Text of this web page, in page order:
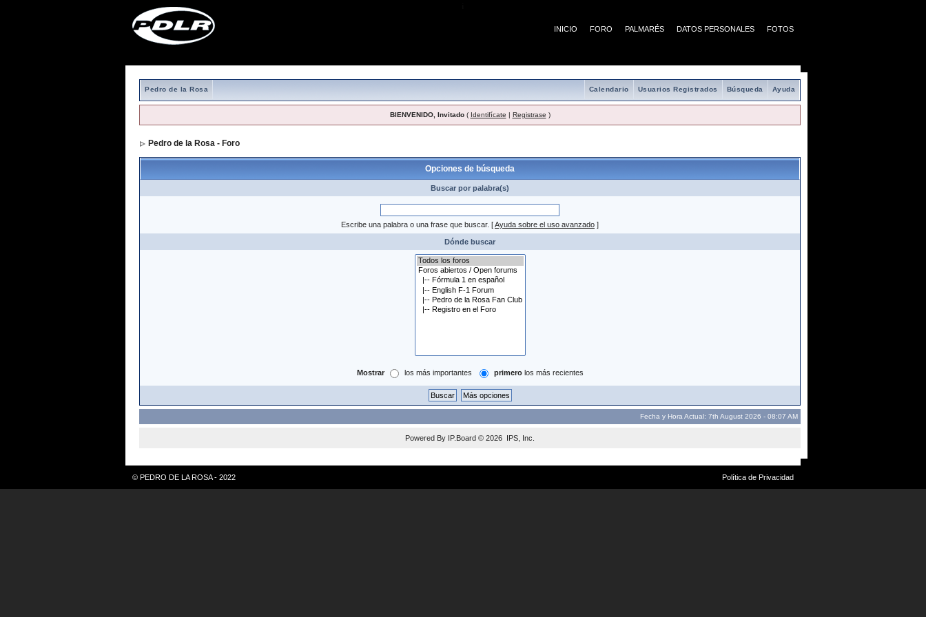
INICIO FORO PALMARÉS DATOS PERSONALES FOTOS
Pedro de la Rosa Ayuda
Búsqueda
Usuarios Registrados
Calendario
BIENVENIDO, Invitado( Identifícate | Registrase )
Pedro de la Rosa - Foro
Opciones de búsqueda
Buscar por palabra(s)
Escribe una palabra o una frase que buscar. [Ayuda sobre el uso avanzado ]
Dónde buscar
Mostrar los más importantes primerolos más recientes
Fecha y Hora Actual: 7th August 2026 - 08:07 AM
Powered By IP.Board © 2026 IPS, Inc
© PEDRO DE LA ROSA - 2022 Política de Privacidad